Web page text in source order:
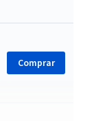
Comprar